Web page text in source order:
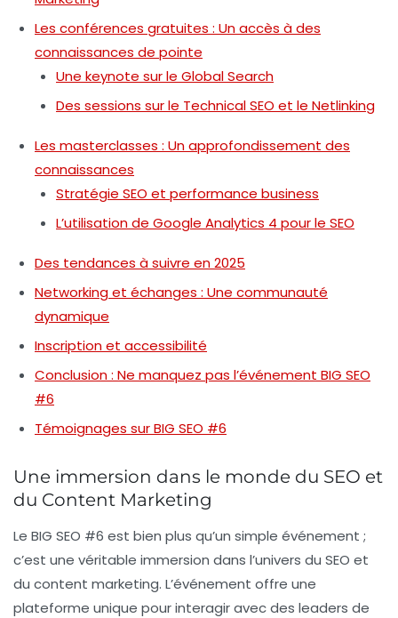
Les conférences gratuites : Un accès à des
connaissances de pointe
Une keynote sur le Global Search
Des sessions sur le Technical SEO et le Netlinking
Les masterclasses : Un approfondissement des
connaissances
Stratégie SEO et performance business
L’utilisation de Google Analytics 4 pour le SEO
Des tendances à suivre en 2025
Networking et échanges : Une communauté
dynamique
Inscription et accessibilité
Conclusion : Ne manquez pas l’événement BIG SEO
#6
Témoignages sur BIG SEO #6
Une immersion dans le monde du SEO et
du Content Marketing
Le BIG SEO #6 est bien plus qu’un simple événement ;
c’est une véritable immersion dans l’univers du SEO et
du content marketing. L’événement offre une
plateforme unique pour interagir avec des leaders de